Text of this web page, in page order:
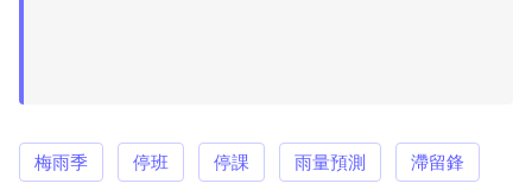
梅雨季 停班 停課 雨量預測 滯留鋒